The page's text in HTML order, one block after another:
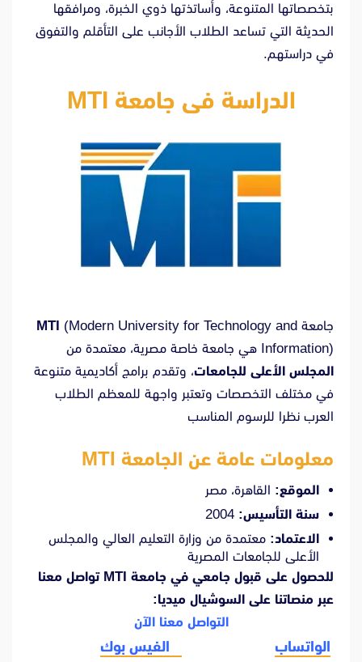
بتخصصاتها المتنوعة، وأساتذتها ذوي الخبرة، ومرافقها
الحديثة التي تساعد الطلاب الأجانب على التأقلم والتفوق
في دراستهم.
الدراسة فى جامعة MTI
جامعة MTI (Modern University for Technology and
Information) هي جامعة خاصة مصرية، معتمدة من
المجلس الأعلى للجامعات، وتقدم برامج أكاديمية متنوعة
في مختلف التخصصات وتعتبر واجهة للمعظم الطلاب
العرب نظرا للرسوم المناسب
معلومات عامة عن الجامعة MTI
الموقع: القاهرة، مصر
سنة التأسيس:
الاعتماد: معتمدة من وزارة التعليم العالي والمجلس
الأعلى للجامعات المصرية
للحصول على قبول جامعي في جامعة MTI تواصل معنا
عبر منصاتنا على السوشيال ميديا:
التواصل معنا الآن
الواتساب
الفيس بوك